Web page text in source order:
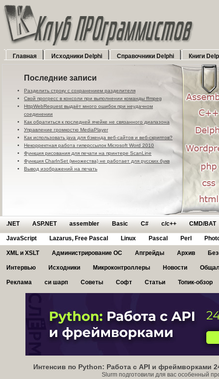
Главная Исходники Delphi Справочники Delphi Книги
Последние записи
Разделить строку с сохранением разделителя
Свой прогресс в консоли при выполнении команды ffmpeg
HttpWebRequest выдаёт много ошибок при неудачном
соединении
Как обратиться к последней ячейке не связанного диапазона
Управление громкостю MediaPlayer
Как использовать java для бэкенда веб-сайтов и веб-скриптов?
Некорректная работа гиперссылок Microsoft Word 2010
Функция рисования для печати на принтере ScanLine
Функция CharInSet (множества) не работает для русских букв
Вывод изображений на печать
.NET ASP.NET assembler Basic C# c/c++ CMD/BAT
JavaScript Lazarus, Free Pascal Linux Pascal Perl
XML и XSLT Администрирование ОС Апгрейды Архив
Интервью Исходники Микроконтроллеры Новости
Реклама си шарп Советы Софт Статьи Топик-обзор
Интенсив по Python: Работа с API и фреймворками
Slurm подготовили для вас особенный